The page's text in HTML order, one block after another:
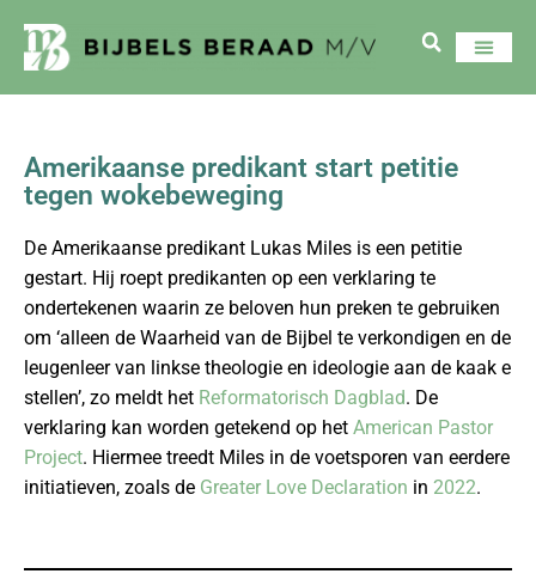
Amerikaanse predikant start petitie
tegen wokebeweging
De Amerikaanse predikant Lukas Miles is een petitie
gestart. Hij roept predikanten op een verklaring te
ondertekenen waarin ze beloven hun preken te gebruiken
om ‘alleen de Waarheid van de Bijbel te verkondigen en de
leugenleer van linkse theologie en ideologie aan de kaak e
stellen’, zo meldt het Reformatorisch Dagblad. De
verklaring kan worden getekend op het American Pastor
Project. Hiermee treedt Miles in de voetsporen van eerdere
initiatieven, zoals de Greater Love Declaration in 2022.